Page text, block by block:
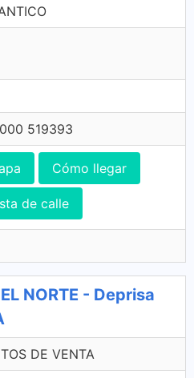
519393
Cómo llegar
de calle
NORTE - Deprisa
DE VENTA